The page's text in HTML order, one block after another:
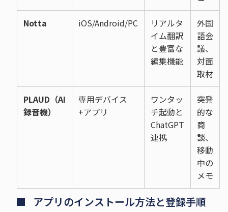
Notta iOS/Android/PC
リアルタ
イム翻訳
と豊富な
編集機能
外国
語会
議、
対面
取材
PLAUD（AI
録音機）
専用デバイス
+アプリ
ワンタッ
チ起動と
ChatGPT
連携
突発
的な
商
談、
移動
中の
メモ
アプリのインストール方法と登録手順